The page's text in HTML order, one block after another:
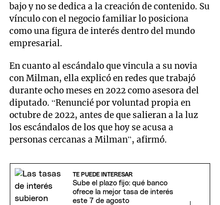
bajo y no se dedica a la creación de contenido. Su
vínculo con el negocio familiar lo posiciona
como una figura de interés dentro del mundo
empresarial.
En cuanto al escándalo que vincula a su novia
con Milman, ella explicó en redes que trabajó
durante ocho meses en 2022 como asesora del
diputado. “Renuncié por voluntad propia en
octubre de 2022, antes de que salieran a la luz
los escándalos de los que hoy se acusa a
personas cercanas a Milman”, afirmó.
TE PUEDE INTERESAR
Sube el plazo fijo: qué banco
ofrece la mejor tasa de interés
este 7 de agosto